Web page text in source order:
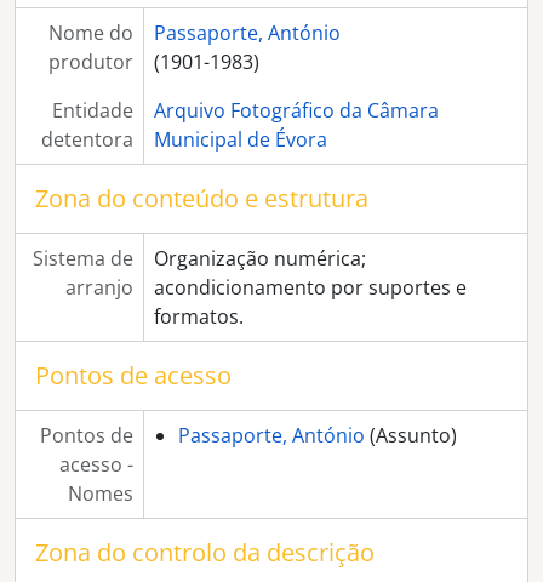
[Coleção] Colecção Marcolino Silva
[Coleção] Colecção Mário Gama Freixo
[Coleção] Colecção Varela Pé-Curto
[Coleção] Colecção Francisco Manuel Fialho
[Coleção] Colecção Exposição Rio de Janeiro
[Coleção] Colecção Cavaleiro Ferreira
[Coleção] Colecção Sociedade Harmonia Eborense
[Coleção] Colecção Arquivo Corrente
[Coleção] Colecção Ricardo Santos
[Coleção] Colecção Inácio Martinho
[Coleção] Colecção Lopes Fragoso
[Coleção] Colecção Família David
[Coleção] Colecção José Manuel Rodrigues
[Coleção] Colecção Luís Teixeira
[Coleção] Colecção António Cunha
[Coleção] Colecção Arqueologia
[Coleção] Colecção Carlos Tojo
[Coleção] Colecção Eduardo Gageiro
[Coleção] Colecção Elsa Caeiro
Nome do
produtor
Passaporte, António
(1901-1983)
Entidade
detentora
Arquivo Fotográfico da Câmara
Municipal de Évora
Zona do conteúdo e estrutura
Sistema de
arranjo
Organização numérica;
acondicionamento por suportes e
formatos.
Pontos de acesso
Pontos de
acesso -
Nomes
Passaporte, António (Assunto)
Zona do controlo da descrição